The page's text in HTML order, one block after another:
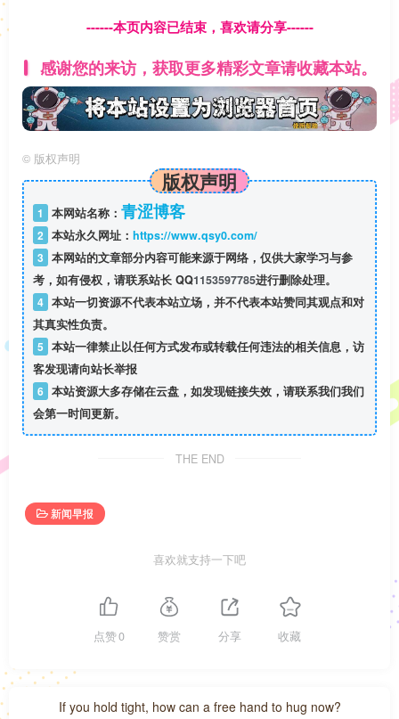
------本页内容已结束，喜欢请分享------
感谢您的来访，获取更多精彩文章请收藏本站。
© 版权声明
版权声明
1 本网站名称： 青涩博客
2 本站永久网址： https://www.qsy0.com/
3 本网站的文章部分内容可能来源于网络，仅供大家学习与参
考，如有侵权，请联系站长 QQ1153597785进行删除处理。
4 本站一切资源不代表本站立场，并不代表本站赞同其观点和对
其真实性负责。
5 本站一律禁止以任何方式发布或转载任何违法的相关信息，访
客发现请向站长举报
6 本站资源大多存储在云盘，如发现链接失效，请联系我们我们
会第一时间更新。
THE END
新闻早报
喜欢就支持一下吧
点赞0 赞赏 分享 收藏
If you hold tight, how can a free hand to hug now?